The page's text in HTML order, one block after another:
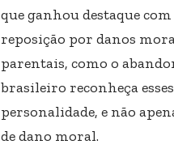
que ganhou destaque
reposição por danos
parentais, como o
brasileiro reconheça
personalidade, e não
de dano moral.